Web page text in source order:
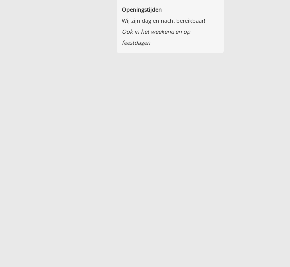
Openingstijden
Wij zijn dag en nacht bereikbaar!
Ook in het weekend en op
feestdagen